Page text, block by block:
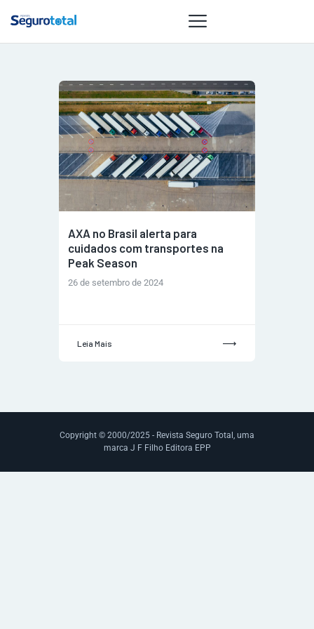
NOTÍCIAS
REVISTA
ESPECIAIS
GAIVOTA DE
OURO
ST SUMMIT
GESTORAS
HOMEST
HOME
AXA no Brasil alerta para
cuidados com transportes na
Peak Season
26 de setembro de 2024
Leia Mais
Copyright © 2000/2025 - Revista Seguro Total, uma
marca J F Filho Editora EPP